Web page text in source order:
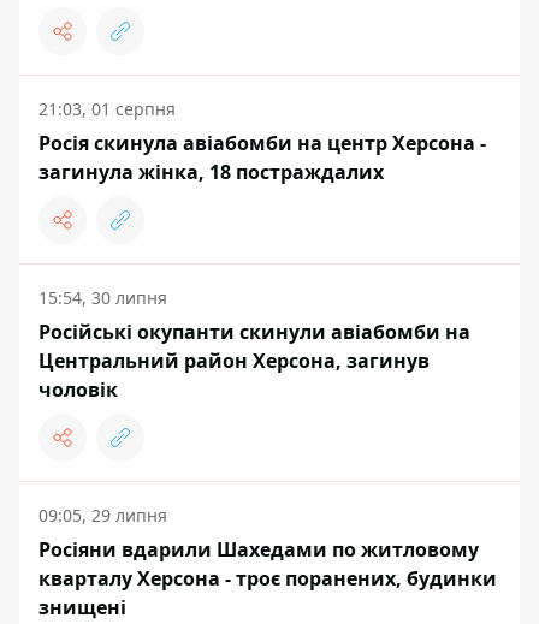
21:03, 01 серпня
Росія скинула авіабомби на центр Херсона -
загинула жінка, 18 постраждалих
15:54, 30 липня
Російські окупанти скинули авіабомби на
Центральний район Херсона, загинув
чоловік
09:05, 29 липня
Росіяни вдарили Шахедами по житловому
кварталу Херсона - троє поранених, будинки
знищені